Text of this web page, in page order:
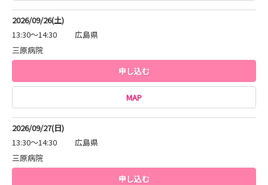
2026/09/26(土)
13:30～14:30
広島県
三原病院
申し込む
MAP
2026/09/27(日)
13:30～14:30
広島県
三原病院
申し込む